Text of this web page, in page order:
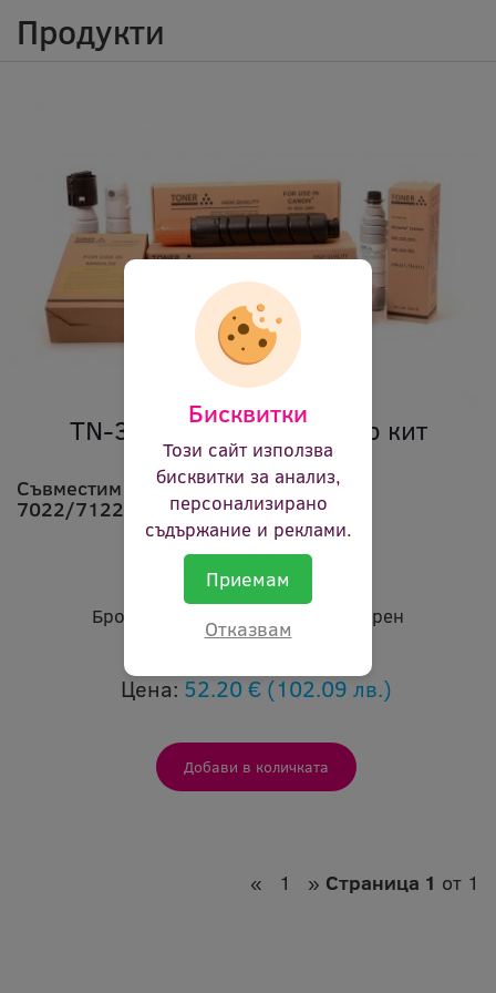
Продукти
TN-301 Съвместим тонер кит
Съвместим тонер кит за Konica
7022/7122/7130/
Марка: no brand
et k7022-676 2168
Брой страници:
черен
Цена: 52.20 € (102.09 лв.)
« 1 » Страница 1 от 1
Бисквитки
Този сайт използва
бисквитки за анализ,
персонализирано
съдържание и реклами.
Приемам
Отказвам